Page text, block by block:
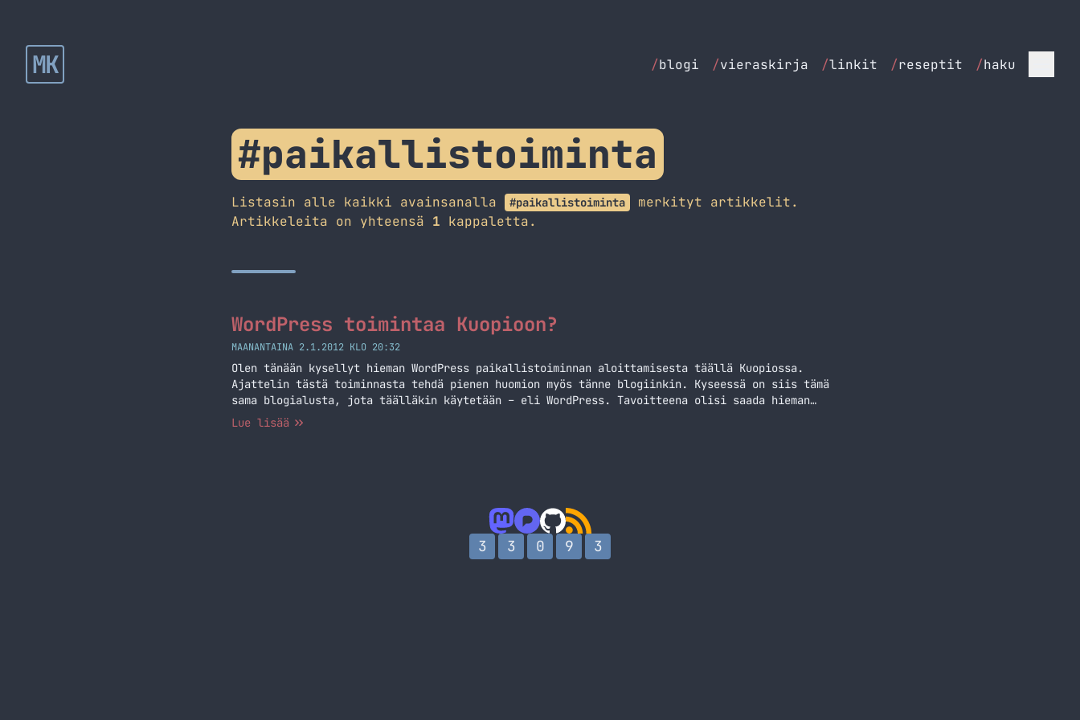
MK /blogi /vieraskirja /linkit /reseptit /haku
#paikallistoiminta
Listasin alle kaikki avainsanalla #paikallistoiminta
merkityt artikkelit.
Artikkeleita on yhteensä 1 kappaletta.
WordPress toimintaa Kuopioon?
MAANANTAINA 2.1.2012 KLO 20:32
Olen tänään kysellyt hieman WordPress paikallistoiminnan aloittamisesta täällä Kuopiossa.
Ajattelin tästä toiminnasta tehdä pienen huomion myös tänne blogiinkin. Kyseessä on siis tämä
sama blogialusta, jota täälläkin käytetään – eli WordPress. Tavoitteena olisi saada hieman
paikallistoimintaa tänne Kuopioonkin. Tällä hetkellä ainut aktiivinen paikka on Tampere, jossa
Lue lisää
3 3 0 9 3